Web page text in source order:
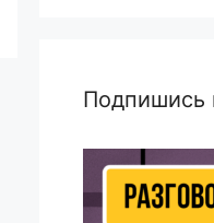
Подпишись